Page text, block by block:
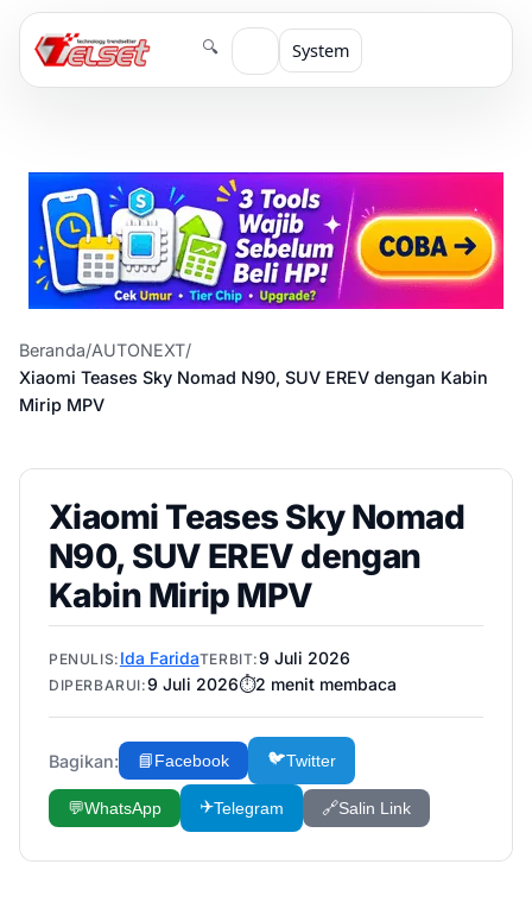
🔍 System
Beranda/AUTONEXT/
Xiaomi Teases Sky Nomad N90, SUV EREV dengan Kabin
Mirip MPV
Xiaomi Teases Sky Nomad
N90, SUV EREV dengan
Kabin Mirip MPV
PENULIS: Ida FaridaTERBIT:9 Juli 2026
DIPERBARUI:9 Juli 2026⏱️2 menit membaca
Bagikan: 📘Facebook 🐦Twitter
💬WhatsApp ✈️Telegram 🔗Salin Link